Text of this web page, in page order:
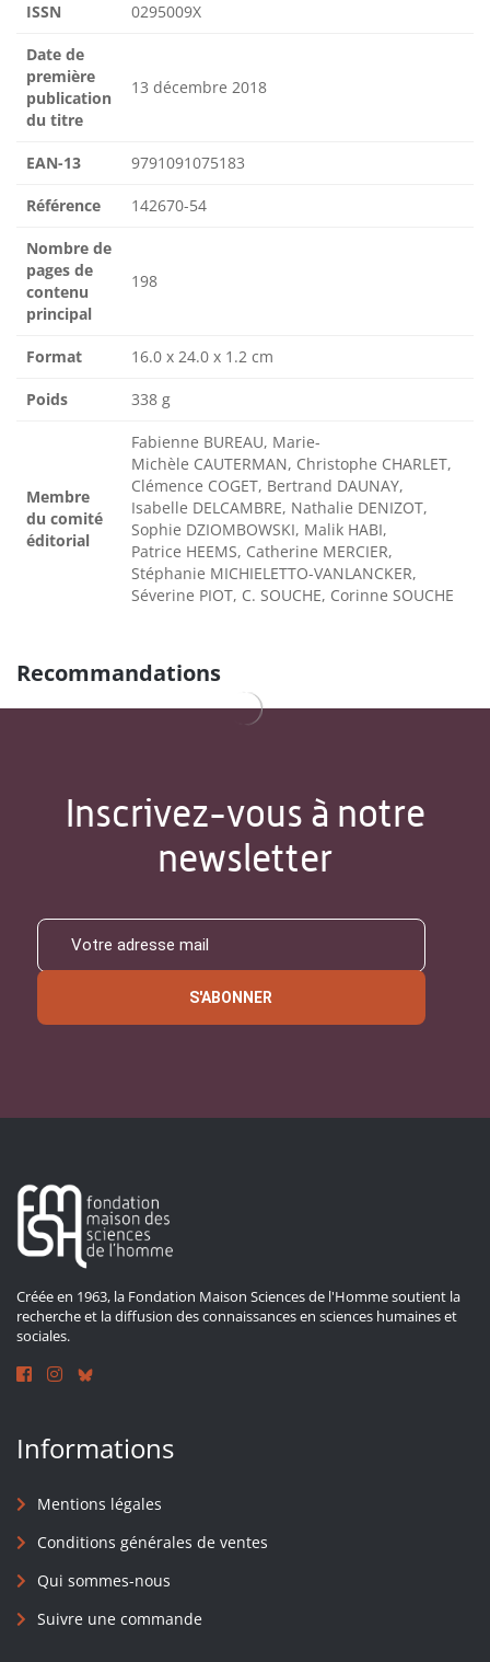
ISSN 0295009X
Date de
première
publication
du titre
13 décembre 2018
EAN-13 9791091075183
Référence 142670-54
Nombre de
pages de
contenu
principal
198
Format 16.0 x 24.0 x 1.2 cm
Poids 338 g
Membre
du comité
éditorial
Fabienne BUREAU, Marie-
Michèle CAUTERMAN, Christophe CHARLET,
Clémence COGET, Bertrand DAUNAY,
Isabelle DELCAMBRE, Nathalie DENIZOT,
Sophie DZIOMBOWSKI, Malik HABI,
Patrice HEEMS, Catherine MERCIER,
Stéphanie MICHIELETTO-VANLANCKER,
Séverine PIOT, C. SOUCHE, Corinne SOUCHE
Recommandations
Inscrivez-vous à notre
newsletter
S'ABONNER
Créée en 1963, la Fondation Maison Sciences de l'Homme soutient la
recherche et la diffusion des connaissances en sciences humaines et
sociales.
Informations
Mentions légales
Conditions générales de ventes
Qui sommes-nous
Suivre une commande